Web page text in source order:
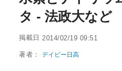
タ - 法政大など
掲載日 2014/02/19 09:51
著者：デイビー日高